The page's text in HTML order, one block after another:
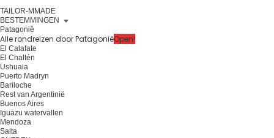
TAILOR-MMADE
BESTEMMINGEN
Patagonië
Alle rondreizen door PatagoniëOpen!
El Calafate
El Chaltén
Ushuaia
Puerto Madryn
Bariloche
Rest van Argentinië
Buenos Aires
Iguazu watervallen
Mendoza
Salta